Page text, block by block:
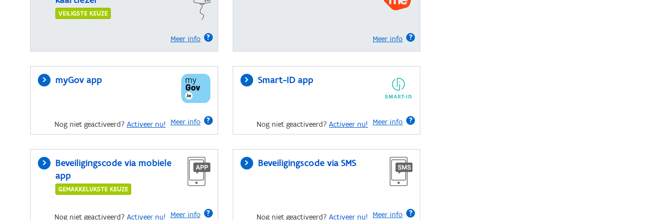
VEILIGSTE KEUZE
Meer info Meer info
myGov app
Meer info
Nog niet geactiveerd? Activeer nu!
Smart-ID app
Meer info
Nog niet geactiveerd?Activeer nu!
Beveiligingscode via mobiele
app
GEMAKKELIJKSTE KEUZE
Meer info
Nog niet geactiveerd? Activeer nu!
Beveiligingscode via SMS
Meer info
Nog niet geactiveerd?Activeer nu!